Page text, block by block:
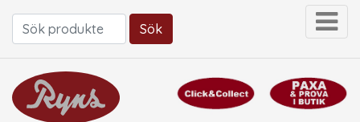
Sök efter:
Sök